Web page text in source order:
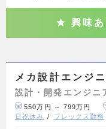
興味あ
メカ設計エンジ
設計・開発エンジニ
550万円 ～ 799万円
日祝休み
フレックス勤務